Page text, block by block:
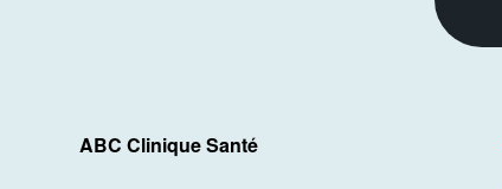
ABC Clinique Santé